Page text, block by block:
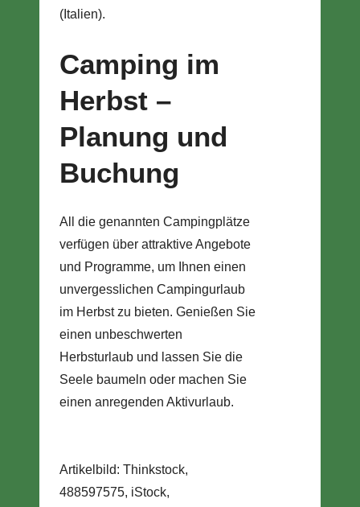
(Italien).
Camping im
Herbst –
Planung und
Buchung
All die genannten Campingplätze
verfügen über attraktive Angebote
und Programme, um Ihnen einen
unvergesslichen Campingurlaub
im Herbst zu bieten. Genießen Sie
einen unbeschwerten
Herbsturlaub und lassen Sie die
Seele baumeln oder machen Sie
einen anregenden Aktivurlaub.
Artikelbild: Thinkstock,
488597575, iStock,